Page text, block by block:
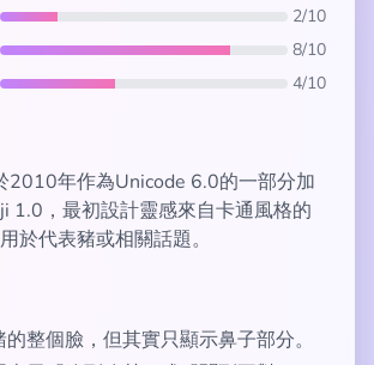
2/10
8/10
4/10
2010年作為Unicode 6.0的一部分加
1.0，最初設計靈感來自卡通風格的
於代表豬或相關話題。
整個臉，但其實只顯示鼻子部分。